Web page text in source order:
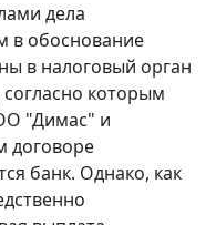
дела
в обоснование
в налоговый орган
которым
"Димас" и
договоре
банк. Однако, как